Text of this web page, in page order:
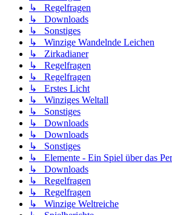
↳ Regelfragen
↳ Downloads
↳ Sonstiges
↳ Winzige Wandelnde Leichen
↳ Zirkadianer
↳ Regelfragen
↳ Regelfragen
↳ Erstes Licht
↳ Winziges Weltall
↳ Sonstiges
↳ Downloads
↳ Downloads
↳ Sonstiges
↳ Elemente - Ein Spiel über das
↳ Downloads
↳ Regelfragen
↳ Regelfragen
↳ Winzige Weltreiche